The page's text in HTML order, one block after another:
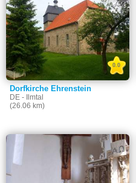
Dorfkirche Ehrenstein
DE - Ilmtal
(26.06 km)
0.0